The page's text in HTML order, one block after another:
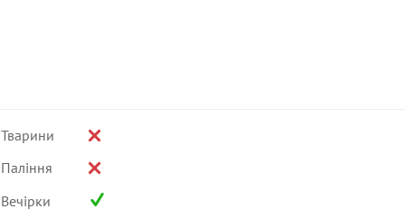
Тварини
Паління
Вечірки